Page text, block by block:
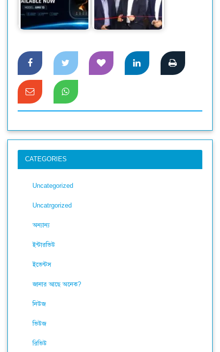
ওয়ালটনের নতুন
স্মার্টওয়াচ ‘টিক
এএমএক্স১৩
ক্যানন বিজনেস সেন্টার
উদ্বোধন হলো ঢাকায়
CATEGORIES
Uncategorized
Uncatrgorized
অন্যান্য
ইন্টারভিউ
ইভেন্টস
জানার আছে অনেক?
নিউজ
ভিউজ
রিভিউ